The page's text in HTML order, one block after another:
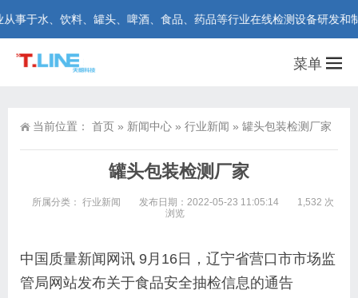
、饮料、罐头、啤酒、食品、药品等行业在线检测设备研发和制造。
菜单
当前位置： 首页 » 新闻中心 » 行业新闻 » 罐头包装检测厂家
罐头包装检测厂家
所属分类： 行业新闻 发布日期：2022-05-23 11:05:14
1,532 次
浏览
中国质量新闻网讯 9月16日，辽宁省营口市市场监
管局网站发布关于食品安全抽检信息的通告